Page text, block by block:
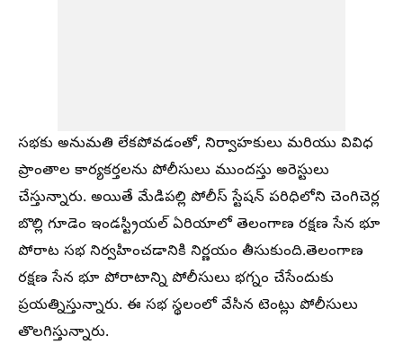
సభకు అనుమతి లేకపోవడంతో, నిర్వాహకులు మరియు వివిధ
ప్రాంతాల కార్యకర్తలను పోలీసులు ముందస్తు అరెస్టులు
చేస్తున్నారు. అయితే మేడిపల్లి పోలీస్ స్టేషన్ పరిధిలోని చెంగిచెర్ల
బొల్లి గూడెం ఇండస్ట్రియల్ ఏరియాలో తెలంగాణ రక్షణ సేన భూ
పోరాట సభ నిర్వహించడానికి నిర్ణయం తీసుకుంది.తెలంగాణ
రక్షణ సేన భూ పోరాటాన్ని పోలీసులు భగ్నం చేసేందుకు
ప్రయత్నిస్తున్నారు. ఈ సభ స్థలంలో వేసిన టెంట్లు పోలీసులు
తొలగిస్తున్నారు.